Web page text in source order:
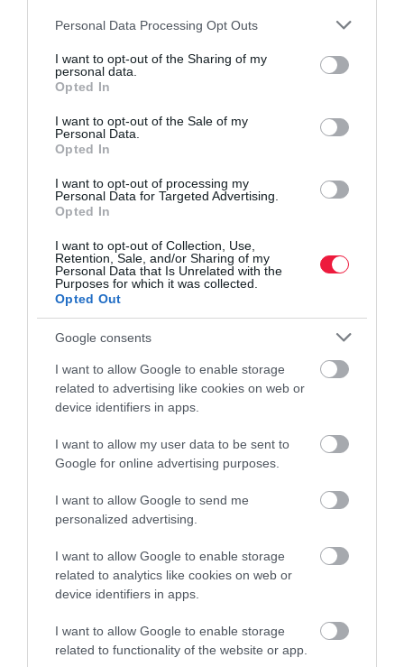
Please note that this website/app uses one or more Google
not limited to your visit or usage behaviour. You may click to
grant or deny consent to Google and its third-party tags to
use your data for below specified purposes in below Google
consent section.
Personal Data Processing Opt Outs
I want to opt-out of the Sharing of my
personal data.
Opted In
I want to opt-out of the Sale of my
Personal Data.
Opted In
I want to opt-out of processing my
Personal Data for Targeted Advertising.
Opted In
I want to opt-out of Collection, Use,
Retention, Sale, and/or Sharing of my
Personal Data that Is Unrelated with the
Purposes for which it was collected.
Opted Out
Google consents
I want to allow Google to enable storage
related to advertising like cookies on web or
device identifiers in apps.
I want to allow my user data to be sent to
Google for online advertising purposes.
I want to allow Google to send me
personalized advertising.
I want to allow Google to enable storage
related to analytics like cookies on web or
device identifiers in apps.
I want to allow Google to enable storage
related to functionality of the website or app.
legdrágább agrár fűszer növény élelmiszer
Robotszüret: visszafordíthatatlan változás az
agráriumban?